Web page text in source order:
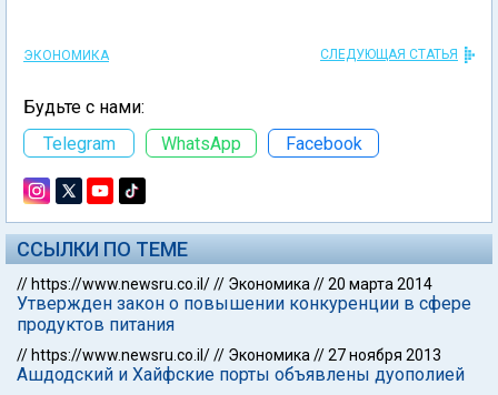
ЭКОНОМИКА СЛЕДУЮЩАЯ СТАТЬЯ
Будьте с нами:
Telegram
WhatsApp Facebook
ССЫЛКИ ПО ТЕМЕ
// https://www.newsru.co.il/// Экономика //20 марта 2014
Утвержден закон о повышении конкуренции в сфере
продуктов питания
// https://www.newsru.co.il/// Экономика //27 ноября 2013
Ашдодский и Хайфские порты объявлены дуополией